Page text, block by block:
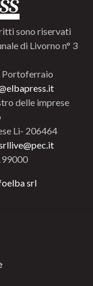
sono riservati
di Livorno n° 3
Portoferraio
delle imprese
Li- 206464
srl